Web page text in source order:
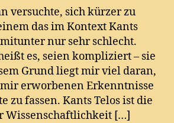
zu
Kritik
der
reinen
Vernunft
versuchte, sich kürzer zu
das im Kontext Kants
nur sehr schlecht.
es, seien kompliziert – sie
Grund liegt mir viel daran,
erworbenen Erkenntnisse
zu fassen. Kants Telos ist die
Wissenschaftlichkeit […]